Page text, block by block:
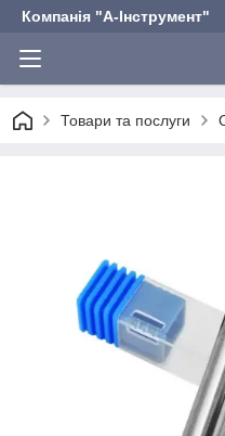
Компанія "А-Інструмент"
Товари та послуги